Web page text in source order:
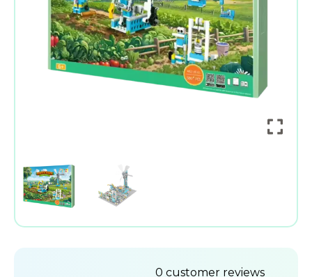
0 customer reviews